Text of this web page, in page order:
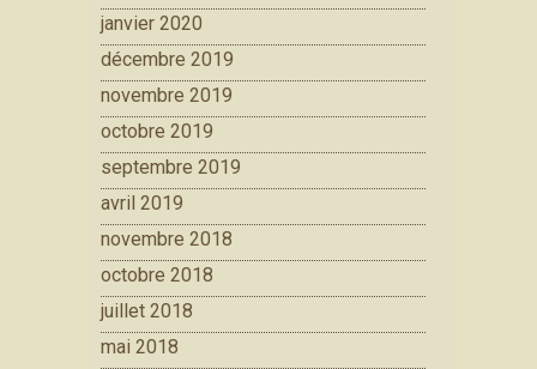
janvier 2020
décembre 2019
novembre 2019
octobre 2019
septembre 2019
avril 2019
novembre 2018
octobre 2018
juillet 2018
mai 2018